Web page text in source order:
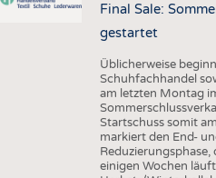
Final Sale:
gestartet
Üblicherweise
Schuhfachhandel
am letzten Montag
Startschuss somit
markiert den End-
einigen Wochen